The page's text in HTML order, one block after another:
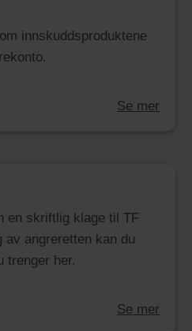
innskuddsproduktene
Se mer
en skriftlig klage til TF
av angreretten kan du
trenger her.
Se mer